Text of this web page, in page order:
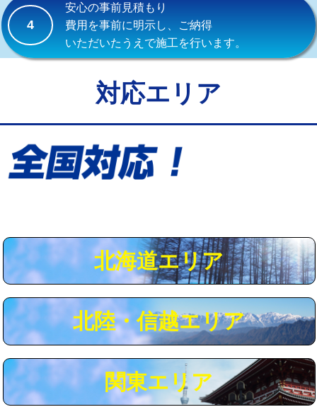
給水管工事※（ホール加工)
給水管工事※（バンド止め) 3,300円
給水管工事※（保温材使用（バンド止
5,500円
給水管工事※（土の掘削・埋め戻し作
業)
用（追加）/3ｍ超え)
給水管工事※（ライニング鋼管・銅
44,000円
給水管工事※（ライニング鋼管・銅
管・ポリ管・HT管使用/3ｍ超え)
+8,800円
マス交換（土の掘削・埋め戻し作業） 11,000円~
マス交換（深さ50㎝未満） 55,000円
4
安心の事前見積もり
費用を事前に明示し、ご納得
いただいたうえで施工を行います。
対応エリア
北海道エリア
北陸・信越エリア
関東エリア